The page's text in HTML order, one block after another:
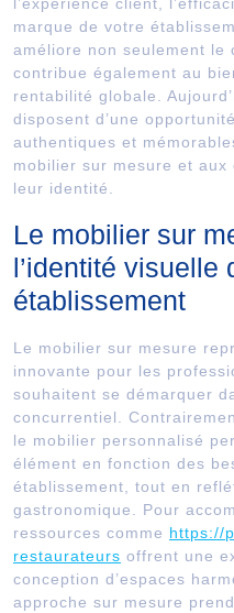
l’expérience client,
marque de votre
améliore non seulement le
contribue également au
rentabilité globale.
disposent d’une
authentiques et
mobilier sur mesure et
leur identité.
Le mobilier sur
l’identité visuelle
établissement
Le mobilier sur mesure
innovante pour les
souhaitent se démarquer
concurrentiel.
le mobilier personnalisé
élément en fonction des
établissement, tout en
gastronomique. Pour
ressources comme https://
restaurateurs offrent une
conception d’espaces
approche sur mesure